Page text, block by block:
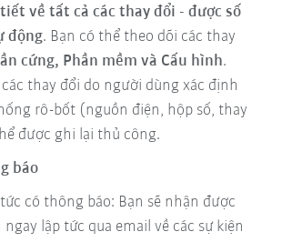
về tất cả các thay đổi - được số
động. Bạn có thể theo dõi các thay
cứng, Phần mềm và Cấu hình.
các thay đổi do người dùng xác định
rô-bốt (nguồn điện, hộp số, thay
được ghi lại thủ công.
báo
có thông báo: Bạn sẽ nhận được
lập tức qua email về các sự kiện